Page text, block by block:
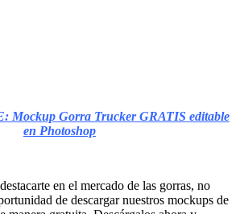
Mockup Gorra Trucker GRATIS editable
en Photoshop
en el mercado de las gorras, no
de descargar nuestros mockups de